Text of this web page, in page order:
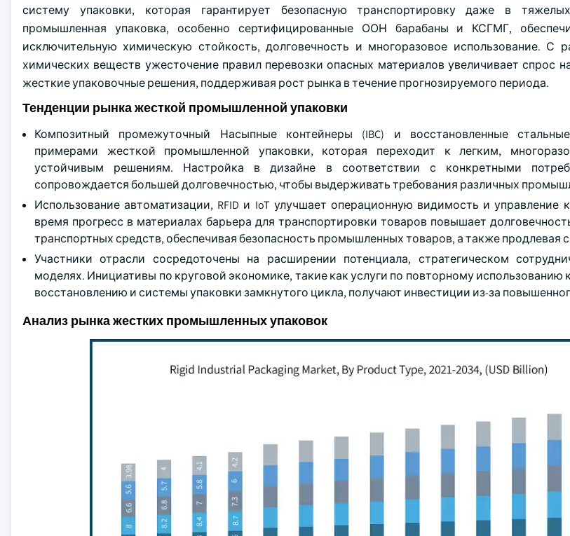
систему упаковки, которая гарантирует безопасную транспортировку даже в
промышленная упаковка, особенно сертифицированные ООН барабаны и КСГМГ,
исключительную химическую стойкость, долговечность и многоразовое использование. С
химических веществ ужесточение правил перевозки опасных материалов увеличивает спрос
жесткие упаковочные решения, поддерживая рост рынка в течение прогнозируемого периода.
Тенденции рынка жесткой промышленной упаковки
Композитный промежуточный Насыпные контейнеры (IBC) и восстановленные
примерами жесткой промышленной упаковки, которая переходит к легким,
устойчивым решениям. Настройка в дизайне в соответствии с конкретными
сопровождается большей долговечностью, чтобы выдерживать требования различных
Использование автоматизации, RFID и IoT улучшает операционную видимость и управление
время прогресс в материалах барьера для транспортировки товаров повышает
транспортных средств, обеспечивая безопасность промышленных товаров, а также продлевая
Участники отрасли сосредоточены на расширении потенциала, стратегическом
моделях. Инициативы по круговой экономике, такие как услуги по повторному использованию
восстановлению и системы упаковки замкнутого цикла, получают инвестиции из-за
Анализ рынка жестких промышленных упаковок